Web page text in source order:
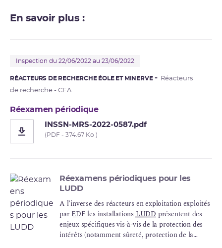
En savoir plus :
Inspection du 22/06/2022 au 23/06/2022
RÉACTEURS DE RECHERCHE ÉOLE ET MINERVE
Réacteurs
de recherche - CEA
Réexamen périodique
INSSN-MRS-2022-0587.pdf
(PDF - 374.67 Ko )
Réexamens périodiques pour les
LUDD
A l’inverse des réacteurs en exploitation exploités
parEDFles installationsLUDD présentent des
enjeux spécifiques vis-à-vis de la protection des
intérêts (notamment sûreté, protection de la